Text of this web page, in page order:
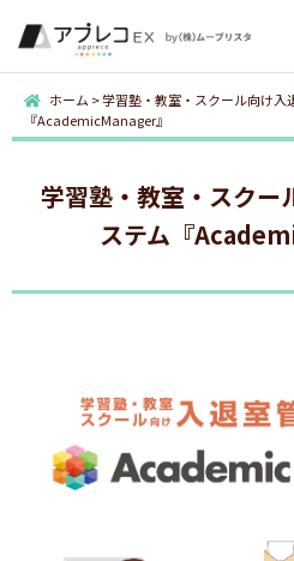
ホーム >学習塾・教室・スクール向け入
『AcademicManager』
学習塾・教室・スクー
ステム『